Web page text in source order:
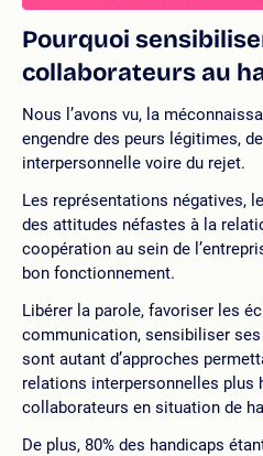
Pourquoi
collaborateurs au
Nous l’avons vu, la
engendre des peurs légitimes,
interpersonnelle voire du rejet.
Les représentations négatives,
des attitudes néfastes à la
coopération au sein de
bon fonctionnement.
Libérer la parole, favoriser les
communication, sensibiliser
sont autant d’approches
relations interpersonnelles plus
collaborateurs en situation de
De plus, 80% des handicaps